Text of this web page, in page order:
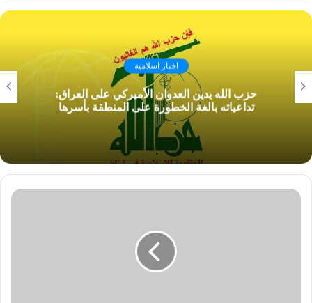
اخبار اسلامية
حزب الله يدين العدوان الأميركي على العراق:
تداعياته بالغة الخطورة على المنطقة بأسرها